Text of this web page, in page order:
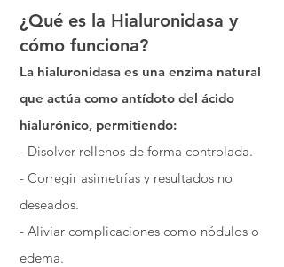
¿Qué es la Hialuronidasa y
cómo funciona?
La hialuronidasa es una enzima natural
que actúa como antídoto del ácido
hialurónico, permitiendo:
- Disolver rellenos de forma controlada.
- Corregir asimetrías y resultados no
deseados.
- Aliviar complicaciones como nódulos o
edema.